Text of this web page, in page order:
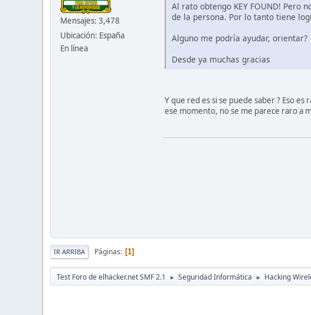
Mensajes: 3,478
Ubicación: España
En línea
Al rato obtengo KEY FOUND! Pero
de la persona. Por lo tanto tiene
Alguno me podría ayudar, orientar?
Desde ya muchas gracias
Y que red es si se puede saber ? Eso
ese momento, no se me parece raro a
IR ARRIBA Páginas 1
Test Foro de elhacker.net SMF 2.1 ► Seguridad Informática ► Hacking